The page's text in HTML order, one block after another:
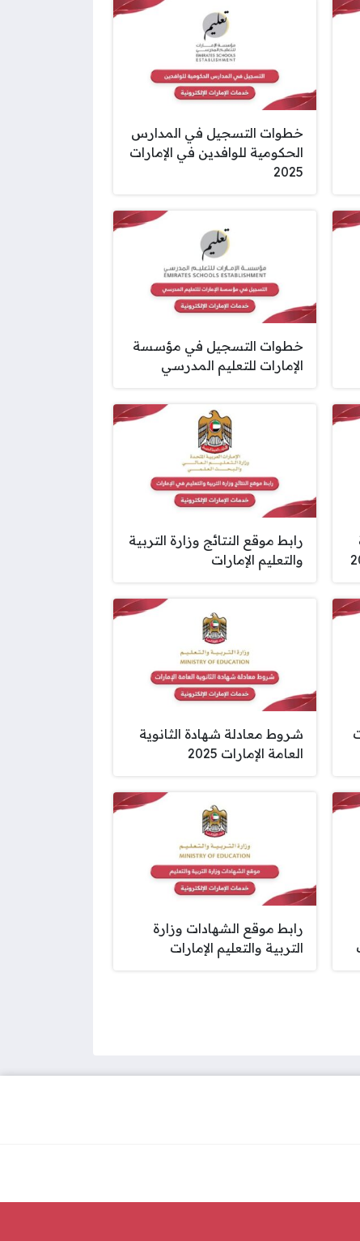
خطوات التسجيل في المدارس
الحكومية للوافدين في الإمارات
2025
خطوات التسجيل في مؤسسة
الإمارات للتعليم المدرسي
رابط موقع النتائج وزارة التربية
والتعليم الإمارات
شروط معادلة شهادة الثانوية
العامة الإمارات 2025
رابط موقع الشهادات وزارة
التربية والتعليم الإمارات